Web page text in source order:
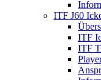
ITF J60
ITF
ITF